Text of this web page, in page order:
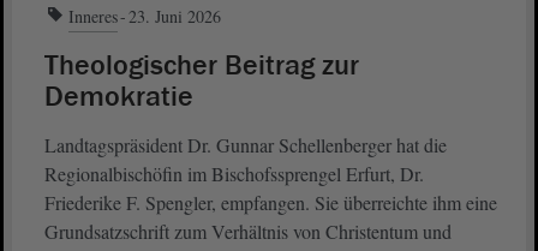
Inneres 23. Juni 2026
Theologischer Beitrag zur
Demokratie
Landtagspräsident Dr. Gunnar Schellenberger hat die
Regionalbischöfin im Bischofssprengel Erfurt, Dr.
Friederike F. Spengler, empfangen. Sie überreichte ihm eine
Grundsatzschrift zum Verhältnis von Christentum und